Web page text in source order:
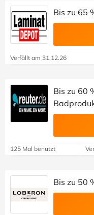
Bis zu 65
Verfällt am 31.12.26
Bis zu 60
125 Mal benutzt
Bis zu 50